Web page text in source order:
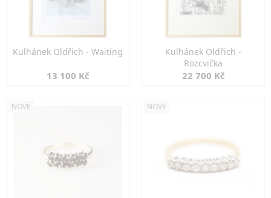
Kulhánek Oldřich - Waiting
13 100 Kč
Kulhánek Oldřich -
Rozcvička
22 700 Kč
NOVÉ NOVÉ